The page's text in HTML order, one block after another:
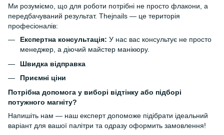
Ми розуміємо, що для роботи потрібні не просто флакони, а
передбачуваний результат. Thejnails — це територія
професіоналів:
Експертна консультація: У нас вас консультує не просто
менеджер, а діючий майстер манікюру.
Швидка відправка
Приємні ціни
Потрібна допомога у виборі відтінку або підборі
потужного магніту?
Напишіть нам — наш експерт допоможе підібрати ідеальний
варіант для вашої палітри та одразу оформить замовлення!